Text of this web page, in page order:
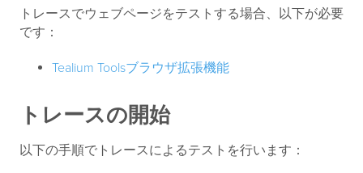
トレースでウェブページをテストする場合、以下が必要
です：
Tealium Toolsブラウザ拡張機能
トレースの開始
以下の手順でトレースによるテストを行います：